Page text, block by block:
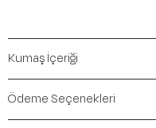
Marka:
Renk:Siyah
Ürün Niteliği:
İçerik / Bileşen:
Kalıp / Form:SlimFit
Kumaş İçeriği
Ödeme Seçenekleri